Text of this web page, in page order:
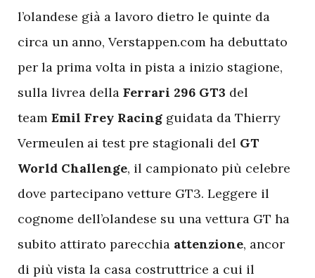
l’olandese già a lavoro dietro le quinte da
circa un anno, Verstappen.com ha debuttato
per la prima volta in pista a inizio stagione,
sulla livrea della Ferrari 296 GT3 del
team Emil Frey Racing guidata da Thierry
Vermeulen ai test pre stagionali del GT
World Challenge, il campionato più celebre
dove partecipano vetture GT3. Leggere il
cognome dell’olandese su una vettura GT ha
subito attirato parecchia attenzione, ancor
di più vista la casa costruttrice a cui il